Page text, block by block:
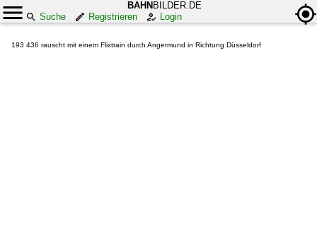
BAHN BILDER.DE
Suche
Registrieren Login
193 436 rauscht mit einem Flixtrain durch Angermund in Richtung Düsseldorf